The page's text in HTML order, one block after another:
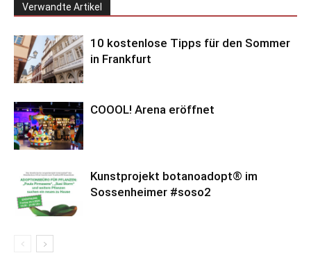
Verwandte Artikel
10 kostenlose Tipps für den Sommer
in Frankfurt
COOOL! Arena eröffnet
Kunstprojekt botanoadopt® im
Sossenheimer #soso2